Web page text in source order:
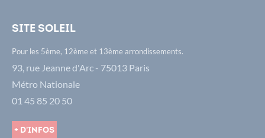
Site Soleil
Pour les 5ème, 12ème et 13ème arrondissements.
93, rue Jeanne d'Arc - 75013 Paris
Métro Nationale
01 45 85 20 50
+ d'infos